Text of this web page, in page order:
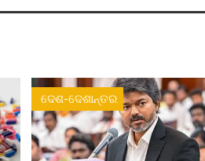
ଦେଶ-ଦେଶାନ୍ତର